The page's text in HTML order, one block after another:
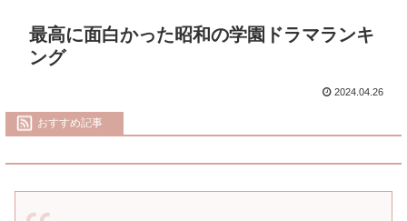
最高に面白かった昭和の学園ドラマランキ
ング
2024.04.26
おすすめ記事